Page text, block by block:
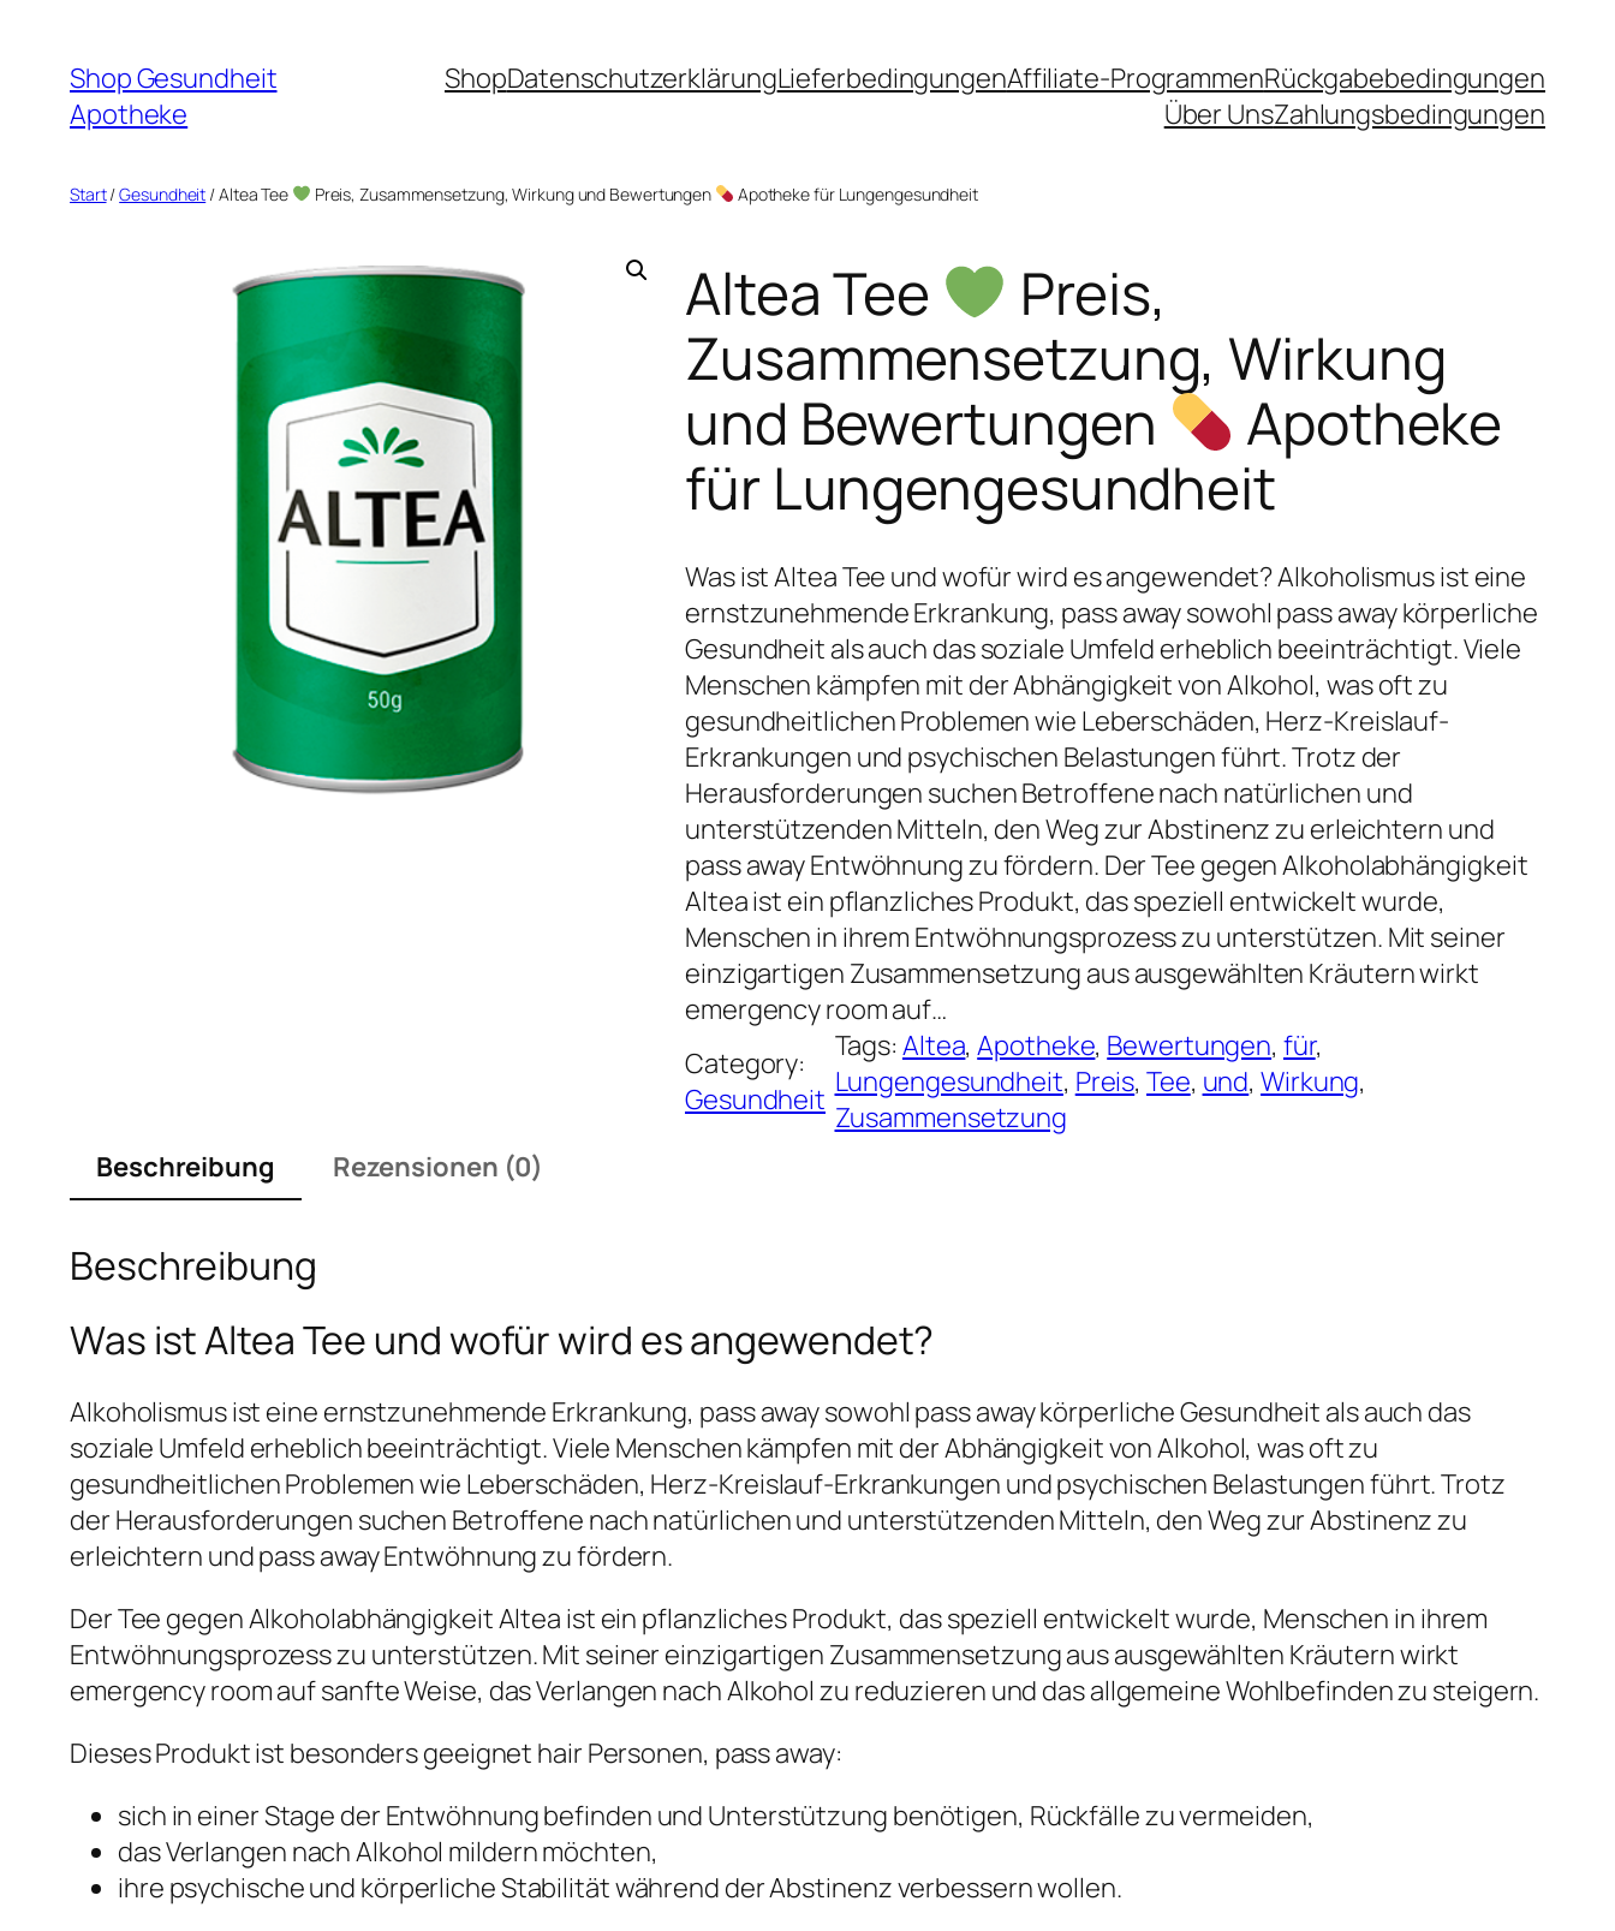
Inhalt
springen
Shop Gesundheit
Apotheke
ShopDatenschutzerklärungLieferbedingungenAffiliate-ProgrammenRückgabebedingungen
Über UnsZahlungsbedingungen
Start/Gesundheit / Altea Tee Preis, Zusammensetzung, Wirkung und Bewertungen Apotheke für Lungengesundheit
Altea Tee
Preis,
Zusammensetzung, Wirkung
und Bewertungen
Apotheke
für Lungengesundheit
Was ist Altea Tee und wofür wird es angewendet? Alkoholismus ist eine
ernstzunehmende Erkrankung, pass away sowohl pass away körperliche
Gesundheit als auch das soziale Umfeld erheblich beeinträchtigt. Viele
Menschen kämpfen mit der Abhängigkeit von Alkohol, was oft zu
gesundheitlichen Problemen wie Leberschäden, Herz-Kreislauf-
Erkrankungen und psychischen Belastungen führt. Trotz der
Herausforderungen suchen Betroffene nach natürlichen und
unterstützenden Mitteln, den Weg zur Abstinenz zu erleichtern und
pass away Entwöhnung zu fördern. Der Tee gegen Alkoholabhängigkeit
Altea ist ein pflanzliches Produkt, das speziell entwickelt wurde,
Menschen in ihrem Entwöhnungsprozess zu unterstützen. Mit seiner
einzigartigen Zusammensetzung aus ausgewählten Kräutern wirkt
emergency room auf…
Category:
Gesundheit
Tags: Altea, Apotheke, Bewertungen, für
Lungengesundheit, Preis, Tee, und, Wirkung
Zusammensetzung
Beschreibung
Rezensionen (0)
Beschreibung
Was ist Altea Tee und wofür wird es angewendet?
Alkoholismus ist eine ernstzunehmende Erkrankung, pass away sowohl pass away körperliche Gesundheit als auch das
soziale Umfeld erheblich beeinträchtigt. Viele Menschen kämpfen mit der Abhängigkeit von Alkohol, was oft zu
gesundheitlichen Problemen wie Leberschäden, Herz-Kreislauf-Erkrankungen und psychischen Belastungen führt. Trotz
der Herausforderungen suchen Betroffene nach natürlichen und unterstützenden Mitteln, den Weg zur Abstinenz zu
erleichtern und pass away Entwöhnung zu fördern.
Der Tee gegen Alkoholabhängigkeit Altea ist ein pflanzliches Produkt, das speziell entwickelt wurde, Menschen in ihrem
Entwöhnungsprozess zu unterstützen. Mit seiner einzigartigen Zusammensetzung aus ausgewählten Kräutern wirkt
emergency room auf sanfte Weise, das Verlangen nach Alkohol zu reduzieren und das allgemeine Wohlbefinden zu steigern.
Dieses Produkt ist besonders geeignet hair Personen, pass away:
sich in einer Stage der Entwöhnung befinden und Unterstützung benötigen, Rückfälle zu vermeiden,
das Verlangen nach Alkohol mildern möchten,
ihre psychische und körperliche Stabilität während der Abstinenz verbessern wollen.